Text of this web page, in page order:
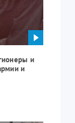
и
и